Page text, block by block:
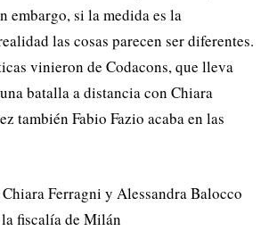
embargo, si la medida es la
las cosas parecen ser diferentes.
vinieron de Codacons, que lleva
batalla a distancia con Chiara
también Fabio Fazio acaba en las
Ferragni y Alessandra Balocco
fiscalía de Milán